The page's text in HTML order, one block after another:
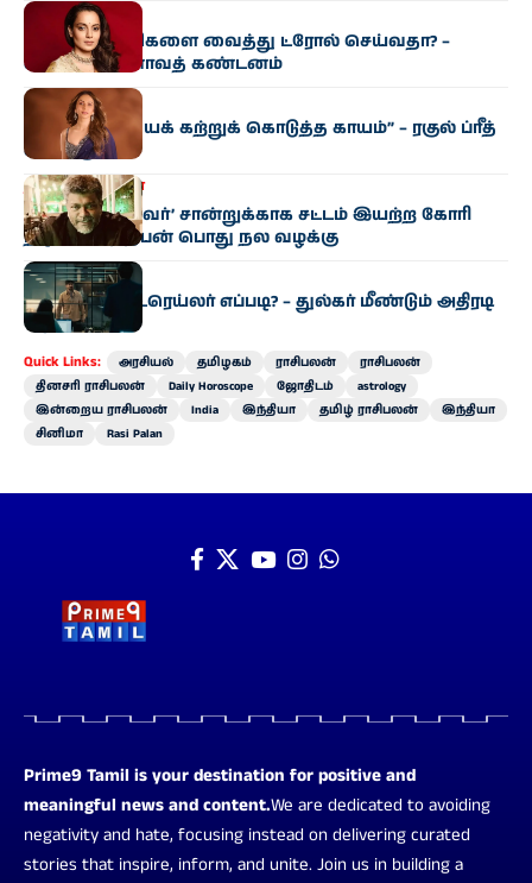
சினிமா
சினி​மா காட்​சிகளை வைத்து ட்ரோல் செய்​வ​தா? –
கங்கனா ரணாவத் கண்டனம்
சினிமா
“பொறுமை​யைக் கற்​றுக் கொடுத்த காயம்” – ரகுல் ப்ரீத்
சிங் உருக்​கம்
தமிழகம்சினிமா
‘சாதி, மதமற்றவர்’ சான்றுக்காக சட்டம் இயற்ற கோரி
நடிகர் பார்த்திபன் பொது நல வழக்கு
சினிமா
‘ஐ அம் கேம்’ ட்ரெய்லர் எப்படி? – துல்கர் மீண்டும் அதிரடி
‘ஆட்டம்’!
Quick Links: அரசியல் தமிழகம் ராசிபலன்
ராசிபலன்
தினசரி ராசிபலன்
Daily Horoscope ஜோதிடம்
astrology
இன்றைய ராசிபலன்
India இந்தியா தமிழ் ராசிபலன்
இந்தியா
சினிமா
Rasi Palan
Prime9 Tamil is your destination for positive and
meaningful news and content.We are dedicated to avoiding
negativity and hate, focusing instead on delivering curated
stories that inspire, inform, and unite. Join us in building a